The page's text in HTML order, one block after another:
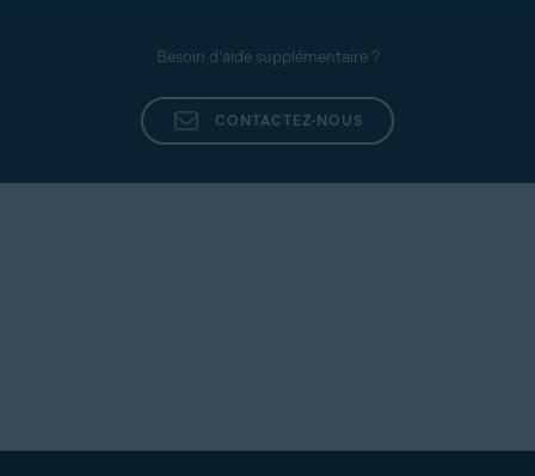
Besoin d’aide supplémentaire ?
CONTACTEZ-NOUS